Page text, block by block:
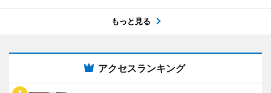
もっと見る
アクセスランキング